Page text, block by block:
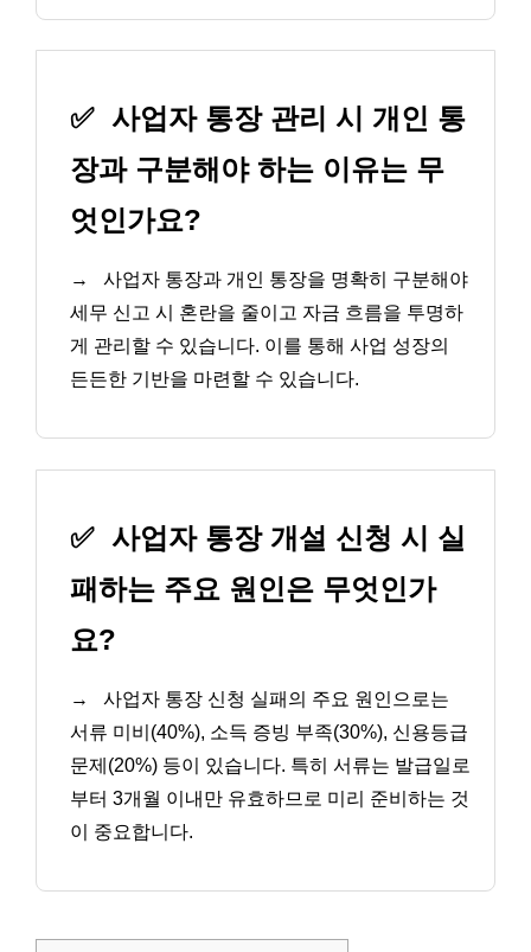
✅ 사업자 통장 관리 시 개인 통
장과 구분해야 하는 이유는 무
엇인가요?
→
사업자 통장과 개인 통장을 명확히 구분해야
세무 신고 시 혼란을 줄이고 자금 흐름을 투명하
게 관리할 수 있습니다. 이를 통해 사업 성장의
든든한 기반을 마련할 수 있습니다.
✅ 사업자 통장 개설 신청 시 실
패하는 주요 원인은 무엇인가
요?
→
사업자 통장 신청 실패의 주요 원인으로는
서류 미비(40%), 소득 증빙 부족(30%), 신용등급
문제(20%) 등이 있습니다. 특히 서류는 발급일로
부터 3개월 이내만 유효하므로 미리 준비하는 것
이 중요합니다.